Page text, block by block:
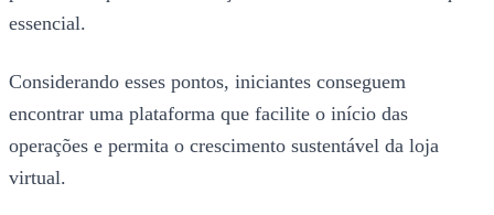
essencial.
Considerando esses pontos, iniciantes conseguem
encontrar uma plataforma que facilite o início das
operações e permita o crescimento sustentável da loja
virtual.